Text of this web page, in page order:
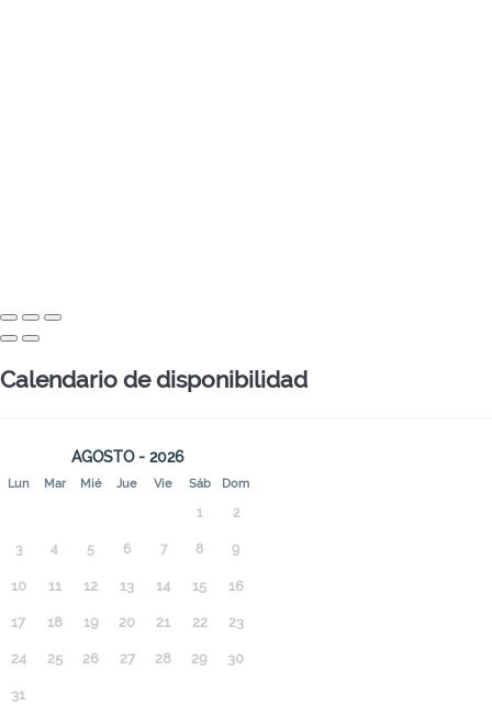
Calendario de disponibilidad
AGOSTO - 2026
Lun Mar Mié Jue Vie Sáb Dom
1 2
3 4 5 6 7 8 9
10 11 12 13 14 15 16
17 18 19 20 21 22 23
24 25 26 27 28 29 30
31